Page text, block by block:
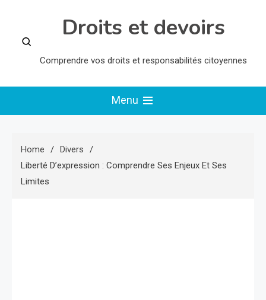
content
Droits et devoirs
Comprendre vos droits et responsabilités citoyennes
Menu
Home
Divers
Liberté D’expression : Comprendre Ses Enjeux Et Ses
Limites